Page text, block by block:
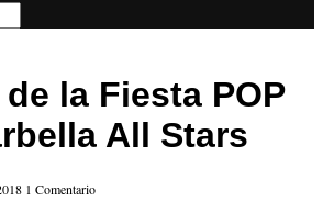
la Fiesta POP
All Stars
1 Comentario